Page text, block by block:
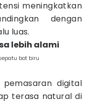
meningkatkan
dengan
luas.
lebih alami
bot biru
digital
terasa natural di